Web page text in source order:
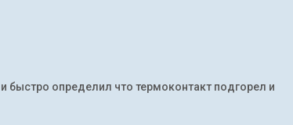
быстро определил что термоконтакт подгорел и